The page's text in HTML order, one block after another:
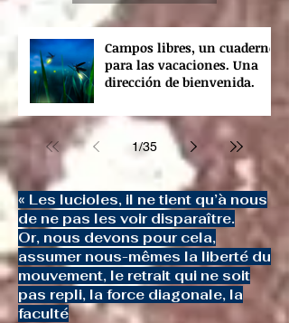
Campos libres, un cuaderno
para las vacaciones. Una
dirección de bienvenida.
1/35
« Les lucioles, il ne tient qu’à nous
de ne pas les voir disparaître.
Or, nous devons pour cela,
assumer nous-mêmes la liberté du
mouvement, le retrait qui ne soit
pas repli, la force diagonale, la
faculté